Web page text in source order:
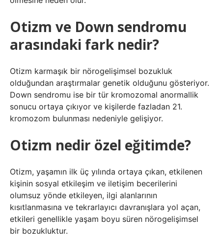
Otizm ve Down sendromu
arasındaki fark nedir?
Otizm karmaşık bir nörogelişimsel bozukluk
olduğundan araştırmalar genetik olduğunu gösteriyor.
Down sendromu ise bir tür kromozomal anormallik
sonucu ortaya çıkıyor ve kişilerde fazladan 21.
kromozom bulunması nedeniyle gelişiyor.
Otizm nedir özel eğitimde?
Otizm, yaşamın ilk üç yılında ortaya çıkan, etkilenen
kişinin sosyal etkileşim ve iletişim becerilerini
olumsuz yönde etkileyen, ilgi alanlarının
kısıtlanmasına ve tekrarlayıcı davranışlara yol açan,
etkileri genellikle yaşam boyu süren nörogelişimsel
bir bozukluktur.